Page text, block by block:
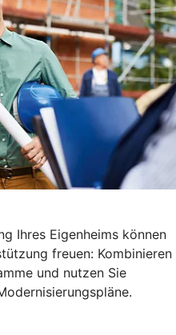
Ihres Eigenheims können
freuen: Kombinieren
und nutzen Sie